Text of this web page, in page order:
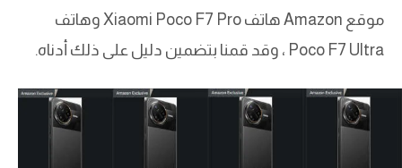
موقع Amazon هاتف Xiaomi Poco F7 Pro وهاتف
Poco F7 Ultra ، وقد قمنا بتضمين دليل على ذلك أدناه.